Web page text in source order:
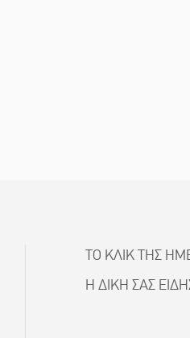
ΤΟ ΚΛΙΚ ΤΗΣ
Η ΔΙΚΗ ΣΑΣ